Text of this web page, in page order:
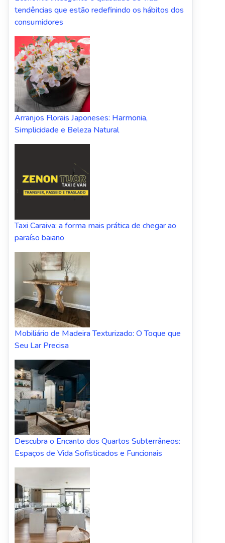
tendências que estão redefinindo os hábitos dos
consumidores
Arranjos Florais Japoneses: Harmonia,
Simplicidade e Beleza Natural
Taxi Caraiva: a forma mais prática de chegar ao
paraíso baiano
Mobiliário de Madeira Texturizado: O Toque que
Seu Lar Precisa
Descubra o Encanto dos Quartos Subterrâneos:
Espaços de Vida Sofisticados e Funcionais